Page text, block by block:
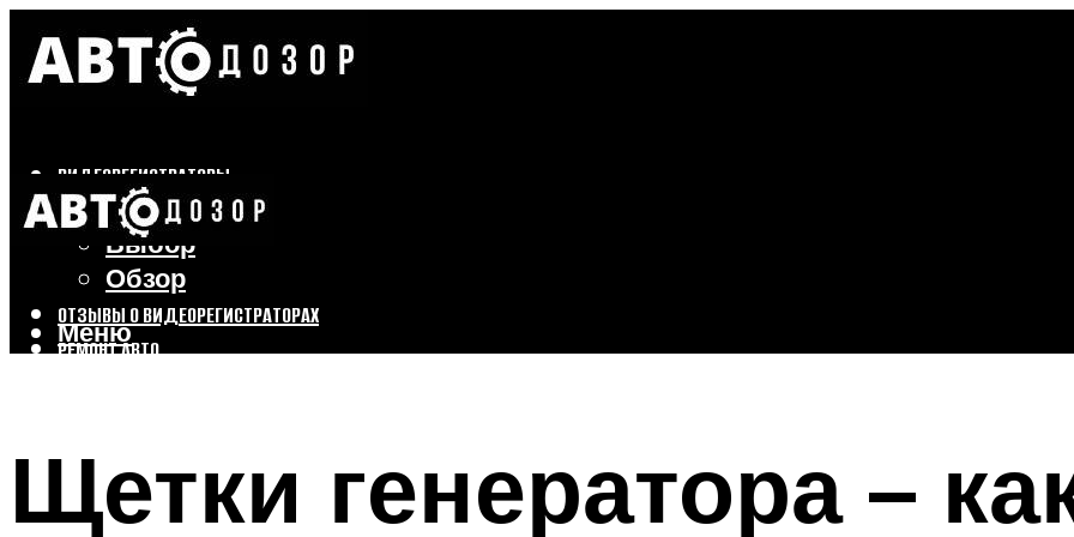
ВИДЕОРЕГИСТРАТОРЫ
Бренды
Выбор
Обзор
ОТЗЫВЫ О ВИДЕОРЕГИСТРАТОРАХ
РЕМОНТ АВТО
Меню
Меню
Щетки генератора –